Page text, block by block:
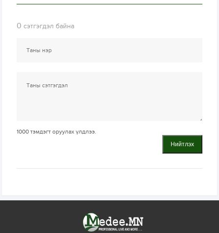
0 сэтгэгдэл байна
1000 тэмдэгт оруулах үлдлээ.
Нийтлэх